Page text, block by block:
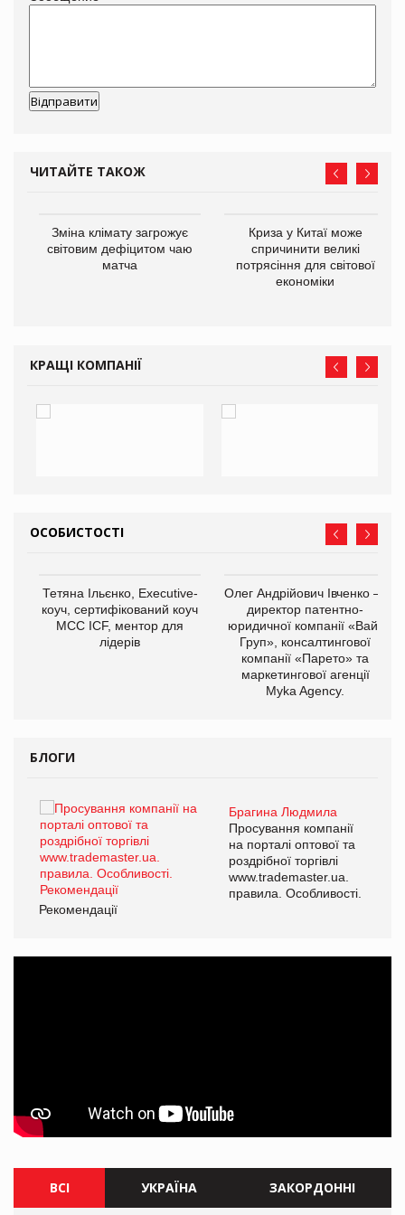
ЧИТАЙТЕ ТАКОЖ
Зміна клімату загрожує
світовим дефіцитом чаю
матча
Криза у Китаї може
спричинити великі
потрясіння для світової
економіки
КРАЩІ КОМПАНІЇ
ОСОБИСТОСТІ
Тетяна Ільєнко, Executive-
коуч, сертифікований коуч
МСС ICF, ментор для
лідерів
Олег Андрійович Івченко —
директор патентно-
юридичної компанії «Вайз
Груп», консалтингової
компанії «Парето» та
маркетингової агенції
Myka Agency.
БЛОГИ
Брагина Людмила
Просування компанії
на порталі оптової та
роздрібної торгівлі
www.trademaster.ua.
правила. Особливості.
Рекомендації
ВСІ УКРАЇНА ЗАКОРДОННІ